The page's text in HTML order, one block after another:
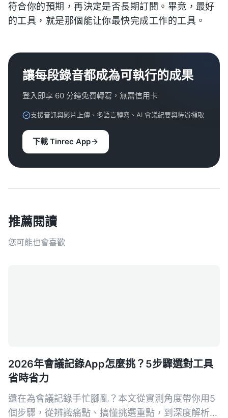
符合你的預期，再決定是否長期訂閱。畢竟，最好
的工具，就是那個能让你最快完成工作的工具。
讓每段錄音都成為可執行的成果
登入即享 60 分鐘免費轉寫，無需信用卡
支援音訊與影片上傳、多語言轉寫、AI 會議紀要與待辦擷取
下載 Tinrec App
推薦閱讀
您可能也會喜歡
2026年會議記錄App怎麼挑？5步驟選對工具
省時省力
還在為會議記錄手忙腳亂？本文從實測角度帶你用5
個步驟，從辨識痛點、搞懂挑選重點，到深度解析首